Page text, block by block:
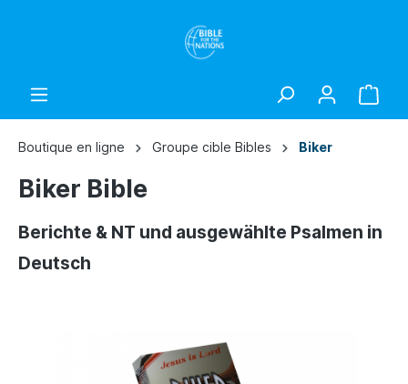
Boutique en ligne Groupe cible Bibles Biker
Biker Bible
Berichte & NT und ausgewählte Psalmen in
Deutsch